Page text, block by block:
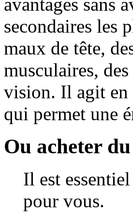
secondaires les
maux de tête,
musculaires,
vision. Il agit en
qui permet une
Ou acheter
Il est
pour vous.